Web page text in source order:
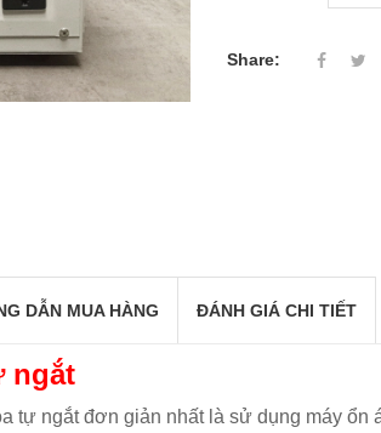
Share:
DẪN MUA HÀNG ĐÁNH GIÁ CHI TIẾT
ngắt
tự ngắt đơn giản nhất là sử dụng máy ổn